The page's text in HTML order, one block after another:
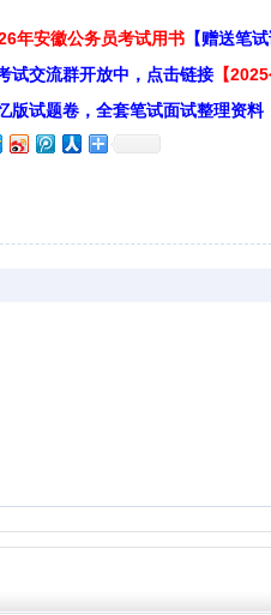
年安徽公务员考试用书 【赠送笔
试交流群开放中，点击链接 【
版试题卷，全套笔试面试整理资料